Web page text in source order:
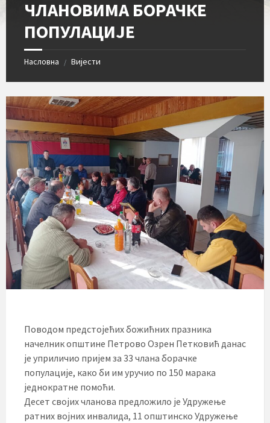
ЧЛАНОВИМА БОРАЧКЕ
ПОПУЛАЦИЈЕ
Насловна / Вијести
Поводом предстојећих божићних празника
начелник општине Петрово Озрен Петковић данас
је уприличио пријем за 33 члана борачке
популације, како би им уручио по 150 марака
једнократне помоћи.
Десет својих чланова предложило је Удружење
ратних војних инвалида, 11 општинско Удружење